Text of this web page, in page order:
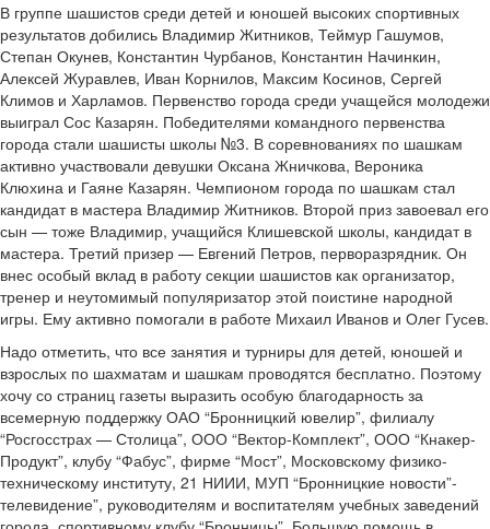
В группе шашистов среди детей и юношей высоких спортивных
результатов добились Владимир Житников, Теймур Гашумов,
Степан Окунев, Константин Чурбанов, Константин Начинкин,
Алексей Журавлев, Иван Корнилов, Максим Косинов, Сергей
Климов и Харламов. Первенство города среди учащейся молодежи
выиграл Сос Казарян. Победителями командного первенства
города стали шашисты школы №3. В соревнованиях по шашкам
активно участвовали девушки Оксана Жничкова, Вероника
Клюхина и Гаяне Казарян. Чемпионом города по шашкам стал
кандидат в мастера Владимир Житников. Второй приз завоевал его
сын — тоже Владимир, учащийся Клишевской школы, кандидат в
мастера. Третий призер — Евгений Петров, перворазрядник. Он
внес особый вклад в работу секции шашистов как организатор,
тренер и неутомимый популяризатор этой поистине народной
игры. Ему активно помогали в работе Михаил Иванов и Олег Гусев.
Надо отметить, что все занятия и турниры для детей, юношей и
взрослых по шахматам и шашкам проводятся бесплатно. Поэтому
хочу со страниц газеты выразить особую благодарность за
всемерную поддержку ОАО “Бронницкий ювелир”, филиалу
“Росгосстрах — Столица”, ООО “Вектор-Комплект”, ООО “Кнакер-
Продукт”, клубу “Фабус”, фирме “Мост”, Московскому физико-
техническому институту, 21 НИИИ, МУП “Бронницкие новости”-
телевидение”, руководителям и воспитателям учебных заведений